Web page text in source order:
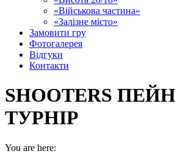
«Військова частина»
«Залізне місто»
Замовити гру
Фотогалерея
Відгуки
Контакти
SHOOTERS
ТУРНІР
You are here: